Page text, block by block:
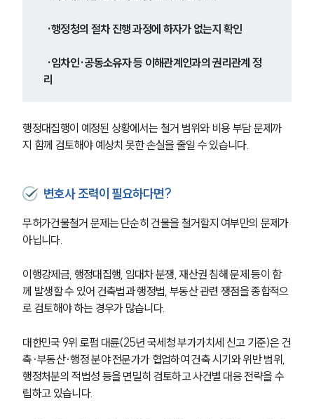
·행정청의 절차 진행 과정에 하자가 없는지 확인
리
행정대집행이 예정된 상황에서는 철거 범위와 비용 부담 문제까
지 함께 검토해야 예상치 못한 손실을 줄일 수 있습니다.
변호사 조력이 필요하다면?
무허가건물철거 문제는 단순히 건물을 철거할지 여부만의 문제가
아닙니다.
이행강제금, 행정대집행, 임대차 분쟁, 재산권 침해 문제 등이 함
께 발생할 수 있어 건축법과 행정법, 부동산 관련 쟁점을 종합적으
로 검토해야 하는 경우가 많습니다.
대한민국 9위 로펌 대륜(25년 국세청 부가가치세 신고 기준)은 건
축·부동산·행정 분야 전문가가 협업하여 건축 시기와 위반 범위,
행정처분의 적법성 등을 면밀히 검토하고 사건별 대응 전략을 수
립하고 있습니다.